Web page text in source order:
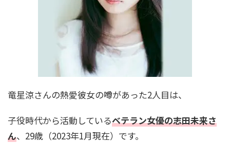
松たか子の家系図と家族構成を紹介！歌舞伎一
家に生まれ広がる芸能の絆
菊池風磨の家系図がすごい！親戚には織田信長
も！？有名人に囲まれた家族構成とは
竜星涼さんの熱愛彼女の噂があった2人目は、
子役時代から活動しているベテラン女優の志田未来さ
ん、29歳（2023年1月現在）です。